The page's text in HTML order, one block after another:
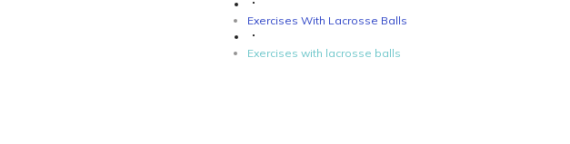
Exercises With Lacrosse Balls
Exercises with lacrosse balls